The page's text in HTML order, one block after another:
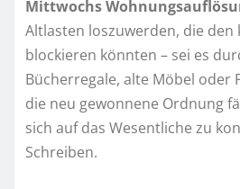
Mittwochs
Altlasten loszuwerden, die den
blockieren könnten – sei es
Bücherregale, alte Möbel oder
die neu gewonnene Ordnung
sich auf das Wesentliche zu
Schreiben.